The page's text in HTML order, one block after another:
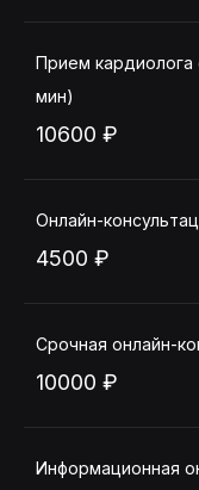
Прием
мин)
10600 ₽
Онлайн-
4500 ₽
Срочная онлайн-
10000 ₽
Информационная